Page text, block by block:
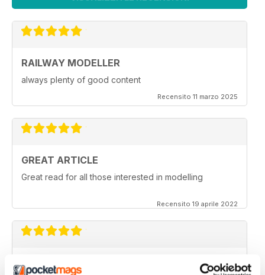
RAILWAY MODELLER
always plenty of good content
Recensito 11 marzo 2025
GREAT ARTICLE
Great read for all those interested in modelling
Recensito 19 aprile 2022
RAILWAY MODELLER